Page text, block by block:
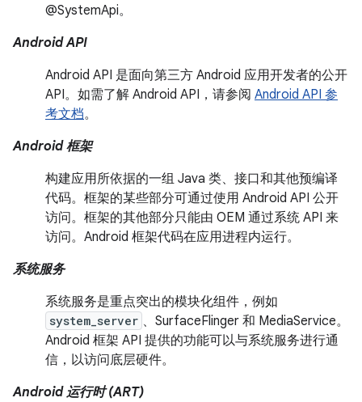
@SystemApi。
Android API
Android API 是面向第三方 Android 应用开发者的公开
API。如需了解 Android API，请参阅 Android API 参
考文档。
Android 框架
构建应用所依据的一组 Java 类、接口和其他预编译
代码。框架的某些部分可通过使用 Android API 公开
访问。框架的其他部分只能由 OEM 通过系统 API 来
访问。Android 框架代码在应用进程内运行。
系统服务
系统服务是重点突出的模块化组件，例如
system_server 、SurfaceFlinger 和 MediaService。
Android 框架 API 提供的功能可以与系统服务进行通
信，以访问底层硬件。
Android 运行时 (ART)